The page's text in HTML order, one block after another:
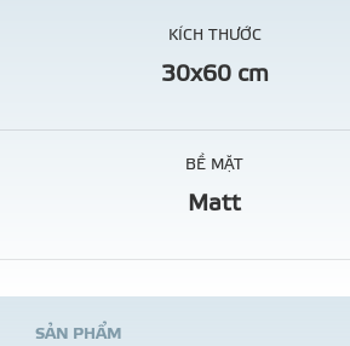
KÍCH THƯỚC
30x60 cm
BỀ MẶT
Matt
SẢN PHẨM